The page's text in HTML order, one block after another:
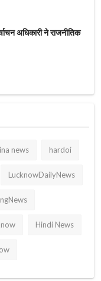
अधिकारी ने राजनीतिक
ina news hardoi
LucknowDailyNews
Hindi News